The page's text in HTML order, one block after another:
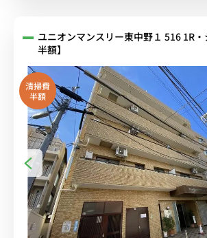
ユニオンマンスリー東中野１ 516 1R
半額】
清掃費
半額